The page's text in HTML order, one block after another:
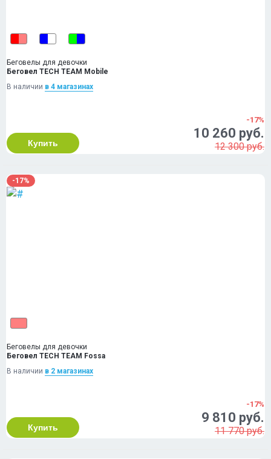
Беговелы для девочки
Беговел TECH TEAM Mobile
В наличии в 4 магазинах
Купить
-17%
10 260 руб.
12 300 руб.
-17%
Беговелы для девочки
Беговел TECH TEAM Fossa
В наличии в 2 магазинах
Купить
-17%
9 810 руб.
11 770 руб.